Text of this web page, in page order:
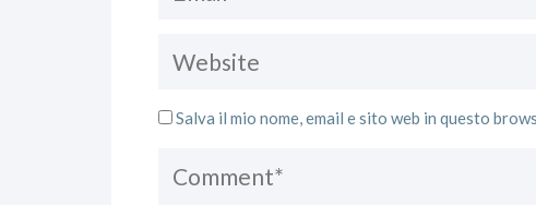
Salva il mio nome, email e sito web in questo